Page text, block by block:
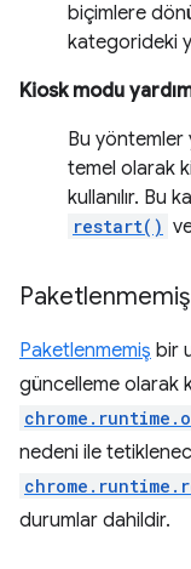
biçimlere
kategorideki
Kiosk modu
Bu yöntemler
temel olarak
kullanılır. Bu
restart()
Paketlenmemiş
Paketlenmemiş bir
güncelleme olarak
nedeni ile
durumlar dahildir.